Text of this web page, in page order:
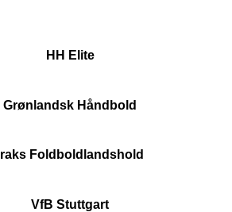
HH Elite
Grønlandsk Håndbold
Iraks Foldboldlandshold
VfB Stuttgart